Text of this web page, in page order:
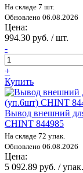
На складе 7 шт.
Обновлено 06.08.2026
Цена:
994.30 руб. / шт.
-
+
Купить
Вывод внешний
CHINT 844985
На складе 72 упак.
Обновлено 06.08.2026
Цена:
5 092.89 руб. / упак.